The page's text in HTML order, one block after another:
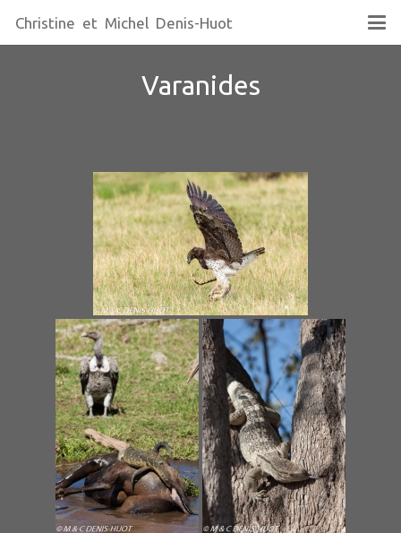
Christine et Michel Denis-Huot
Varanides